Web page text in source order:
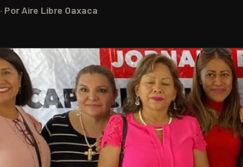
· Por Aire Libre Oaxaca